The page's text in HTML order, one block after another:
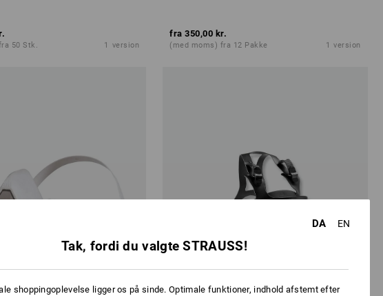
50 Stk. 1 version
fra 350,00 kr.
(med moms) fra 12 Pakke 1 version
DA EN
Tak, fordi du valgte STRAUSS!
shoppingoplevelse ligger os på sinde. Optimale funktioner, indhold afstemt efter